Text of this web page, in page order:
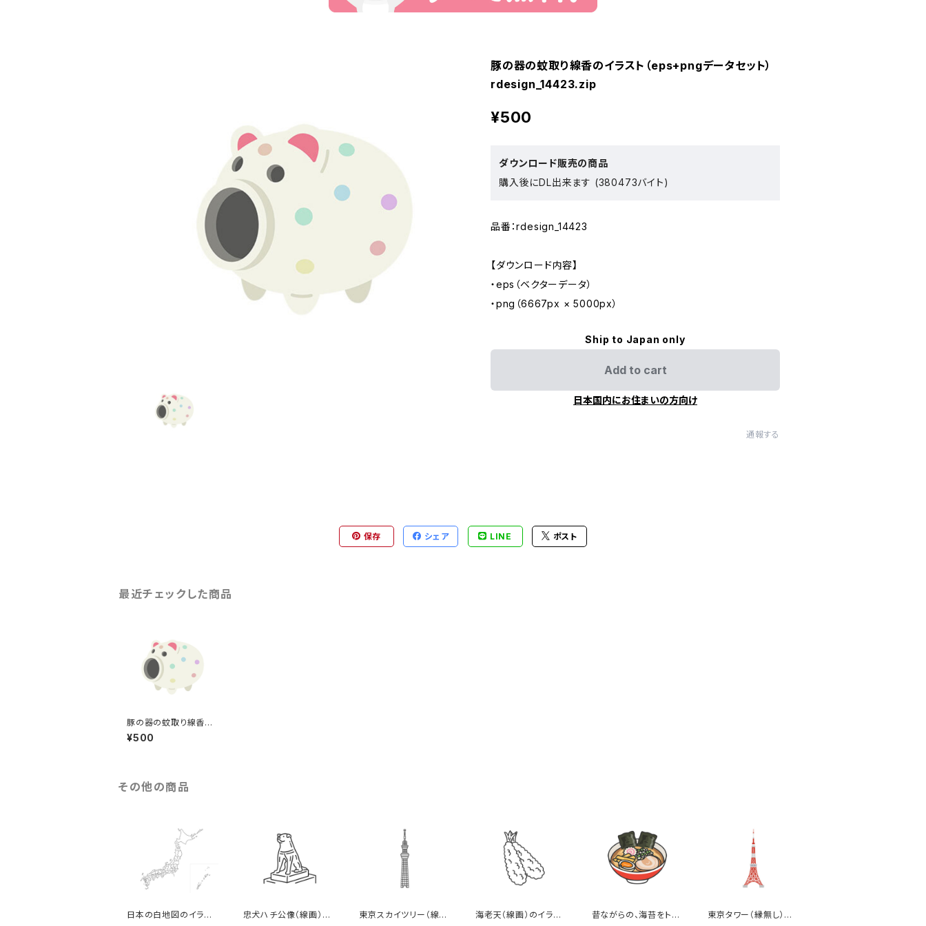
豚の器の蚊取り線香のイラスト（eps+pngデータセット）
rdesign_14423.zip
¥500
ダウンロード販売の商品
購入後にDL出来ます (380473バイト)
品番：rdesign_14423
【ダウンロード内容】
・eps（ベクターデータ）
・png（6667px × 5000px）
Ship to Japan only
Add to cart
日本国内にお住まいの方向け
通報する
保存 シェア LINE ポスト
最近チェックした商品
豚の器の蚊取り線香の
イラスト（eps+pngデ
ータセット）
¥500
その他の商品
日本の白地図のイラス
忠犬ハチ公像（線画）の
東京スカイツリー（線
海老天（線画）のイラス
昔ながらの、海苔をトッ
東京タワー（縁無し）の